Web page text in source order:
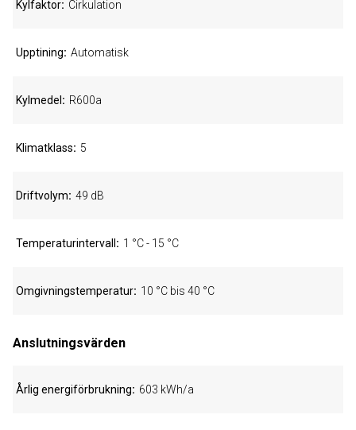
Kylfaktor Cirkulation
Upptining Automatisk
Kylmedel R600a
Klimatklass 5
Driftvolym 49 dB
Temperaturintervall 1 °C - 15 °C
Omgivningstemperatur 10 °C bis 40 °C
Anslutningsvärden
Årlig energiförbrukning 603 kWh/a